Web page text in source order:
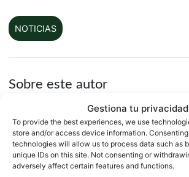
Gestiona tu privacidad
To provide the best experiences, we use
store and/or access device information.
technologies will allow us to process data such as
unique IDs on this site. Not consenting or
adversely affect certain features and functions.
NOTICIAS
Sobre este autor